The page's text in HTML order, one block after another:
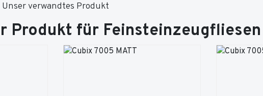
Unser verwandtes Produkt
Produkt für Feinsteinzeugfliesen